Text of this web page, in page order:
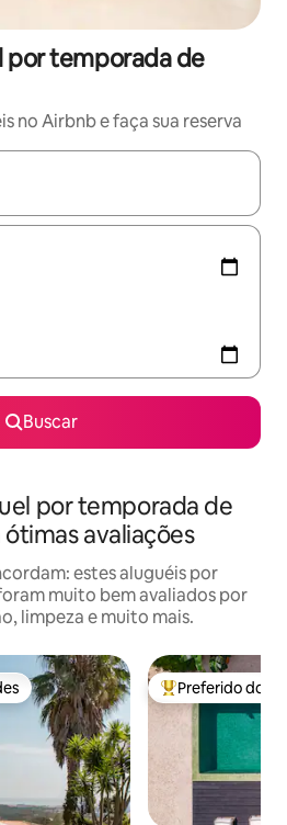
por temporada de
no Airbnb e faça sua reserva
disponíveis, explore-os
Buscar
por temporada de
avaliações
estes aluguéis por
muito bem avaliados por
limpeza e muito mais.
dos hóspedes Entre os
Preferido dos